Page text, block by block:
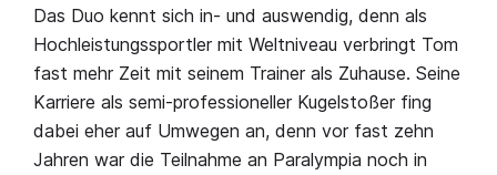
Das Duo kennt sich in- und auswendig, denn als
Hochleistungssportler mit Weltniveau verbringt Tom
fast mehr Zeit mit seinem Trainer als Zuhause. Seine
Karriere als semi-professioneller Kugelstoßer fing
dabei eher auf Umwegen an, denn vor fast zehn
Jahren war die Teilnahme an Paralympia noch in